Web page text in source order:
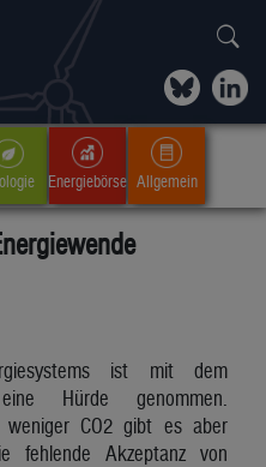
Energiebörse Allgemein
ist mit dem
eine Hürde genommen.
CO2 gibt es aber
fehlende Akzeptanz von